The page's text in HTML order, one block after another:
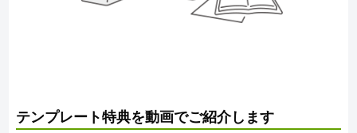
テンプレート特典を動画でご紹介します